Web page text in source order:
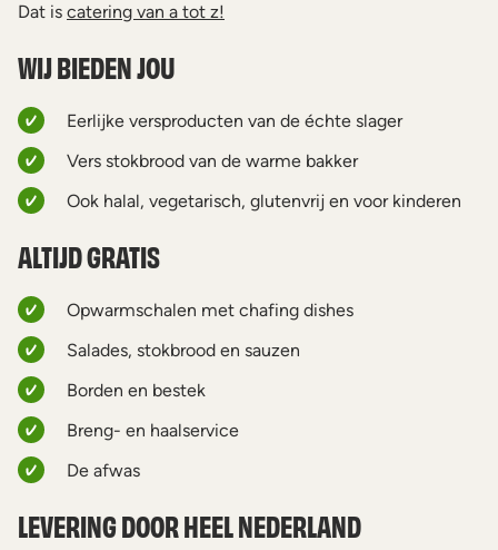
Dat is catering van a tot z!
WIJ BIEDEN JOU
Eerlijke versproducten van de échte slager
Vers stokbrood van de warme bakker
Ook halal, vegetarisch, glutenvrij en voor kinderen
ALTIJD GRATIS
Opwarmschalen met chafing dishes
Salades, stokbrood en sauzen
Borden en bestek
Breng- en haalservice
De afwas
LEVERING DOOR HEEL NEDERLAND